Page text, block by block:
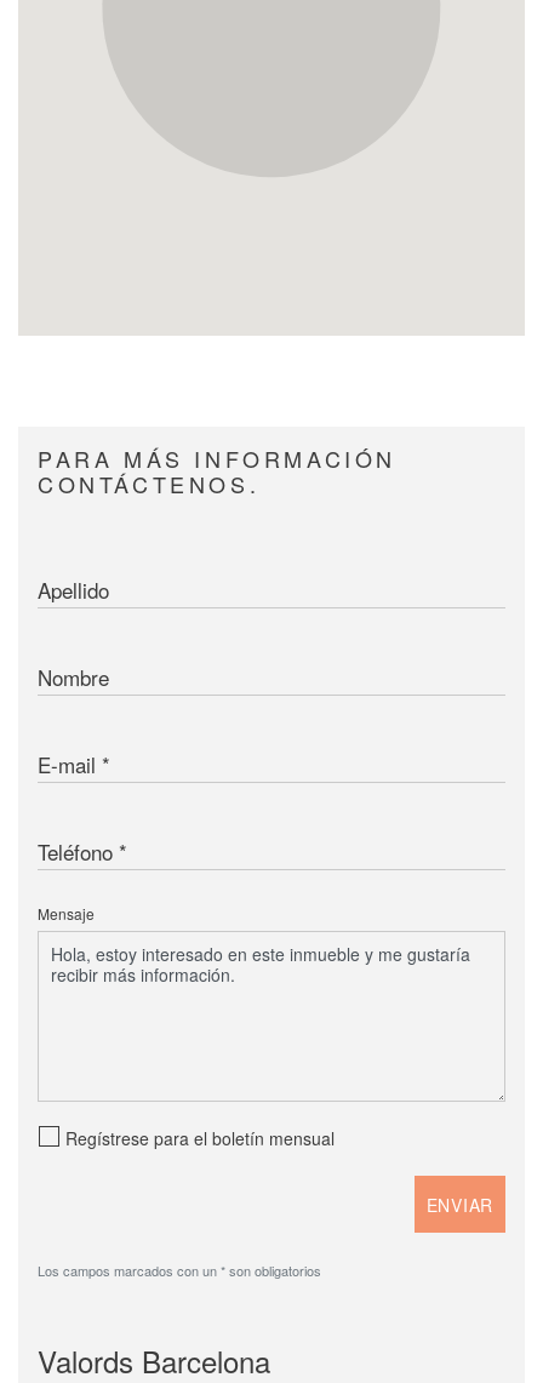
PARA MÁS INFORMACIÓN
CONTÁCTENOS.
Apellido
Nombre
E-mail
Teléfono
Mensaje
Regístrese para el boletín mensual
Los campos marcados con un * son obligatorios
Valords Barcelona